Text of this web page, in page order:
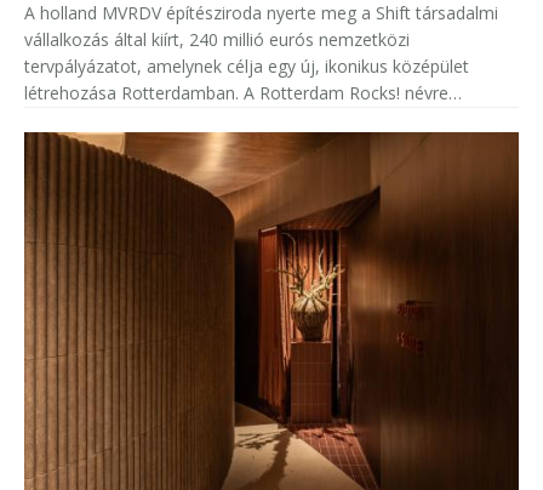
A holland MVRDV építésziroda nyerte meg a Shift társadalmi
vállalkozás által kiírt, 240 millió eurós nemzetközi
tervpályázatot, amelynek célja egy új, ikonikus középület
létrehozása Rotterdamban. A Rotterdam Rocks! névre
jelenik meg a Maas f